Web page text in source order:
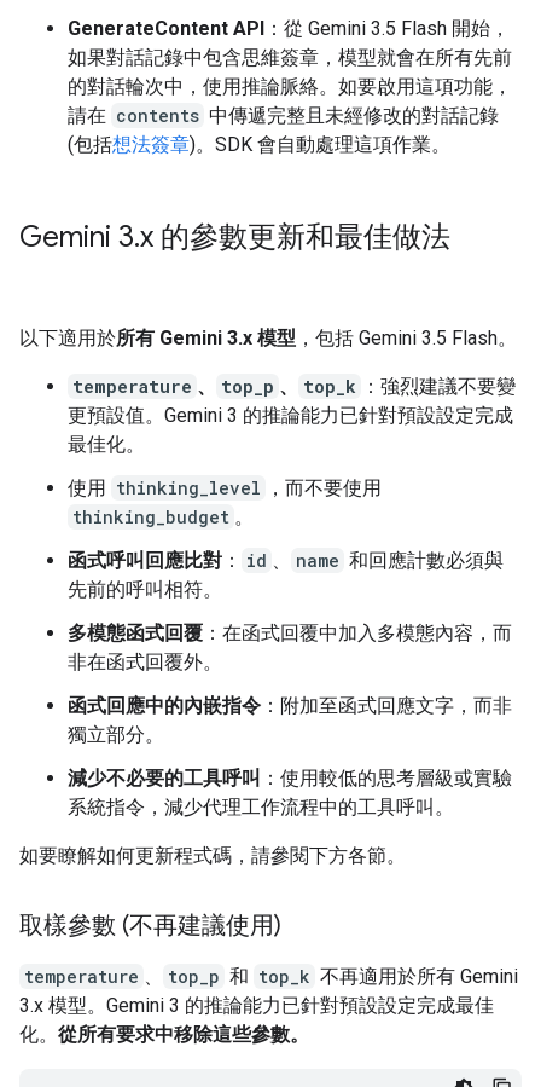
GenerateContent API ：從 Gemini 3.5 Flash 開始，
如果對話記錄中包含思維簽章，模型就會在所有先前
的對話輪次中，使用推論脈絡。如要啟用這項功能，
請在 contents 中傳遞完整且未經修改的對話記錄
(包括想法簽章)。SDK 會自動處理這項作業。
Gemini 3.x 的參數更新和最佳做法
以下適用於所有 Gemini 3.x 模型 ，包括 Gemini 3.5 Flash。
temperature 、 top_p 、 top_k
：強烈建議不要變
更預設值。Gemini 3 的推論能力已針對預設設定完成
最佳化。
使用 thinking_level
，而不要使用
thinking_budget 。
函式呼叫回應比對 ： id 、 name 和回應計數必須與
先前的呼叫相符。
多模態函式回覆 ：在函式回覆中加入多模態內容，而
非在函式回覆外。
函式回應中的內嵌指令 ：附加至函式回應文字，而非
獨立部分。
減少不必要的工具呼叫 ：使用較低的思考層級或實驗
系統指令，減少代理工作流程中的工具呼叫。
如要瞭解如何更新程式碼，請參閱下方各節。
取樣參數 (不再建議使用)
temperature 、 top_p 和 top_k 不再適用於所有 Gemini
3.x 模型。Gemini 3 的推論能力已針對預設設定完成最佳
化。 從所有要求中移除這些參數。